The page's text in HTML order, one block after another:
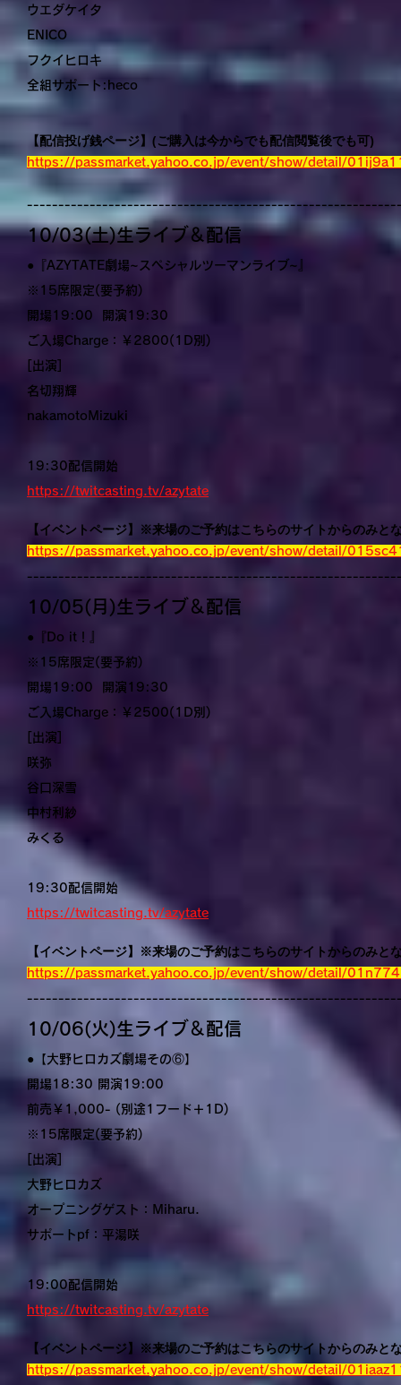
ウエダケイタ
ENICO
フクイヒロキ
全組サポート:heco
【配信投げ銭ページ】(ご購入は今からでも配信閲覧後でも可)
https://passmarket.yahoo.co.jp/event/show/detail/
10/03(土)生ライブ＆配信
●『AZYTATE劇場~スペシャルツーマンライブ~』
※15席限定(要予約)
開場19:00 開演19:30
ご入場Charge：￥2800(1D別)
[出演]
名切翔輝
nakamotoMizuki
19:30配信開始
https://twitcasting.tv/azytate
【イベントページ】※来場のご予約はこちらのサイトからのみと
https://passmarket.yahoo.co.jp/event/show/detail/
10/05(月)生ライブ＆配信
●『Do it！』
※15席限定(要予約)
開場19:00 開演19:30
ご入場Charge：￥2500(1D別)
[出演]
咲弥
谷口深雪
中村利紗
みくる
19:30配信開始
https://twitcasting.tv/azytate
【イベントページ】※来場のご予約はこちらのサイトからのみと
https://passmarket.yahoo.co.jp/event/show/detail/
10/06(火)生ライブ＆配信
●【大野ヒロカズ劇場その⑥】
開場18:30 開演19:00
前売￥1,000- (別途1フード＋1D)
※15席限定(要予約)
[出演]
大野ヒロカズ
オープニングゲスト：Miharu.
サポートpf：平湯咲
19:00配信開始
https://twitcasting.tv/azytate
【イベントページ】※来場のご予約はこちらのサイトからのみと
https://passmarket.yahoo.co.jp/event/show/detail/